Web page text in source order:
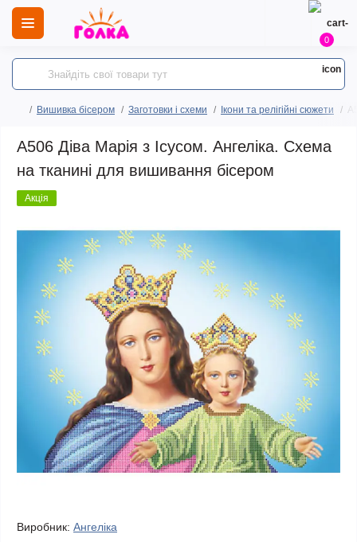
0
Вишивка бісером Заготовки і схеми Ікони та релігійні сюжети
A506 Діва Марія з Ісусом. Ангеліка. Схема
на тканині для вишивання бісером
Акція
Виробник: Ангеліка